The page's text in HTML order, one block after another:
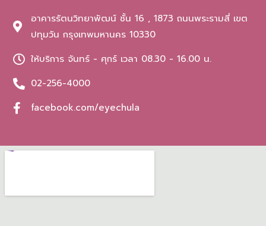
อาคารรัตนวิทยาพัฒน์ ชั้น 16 , 1873 ถนนพระรามสี่ เขต
ปทุมวัน กรุงเทพมหานคร 10330
ให้บริการ จันทร์ - ศุกร์ เวลา 08.30 - 16.00 น.
02-256-4000
facebook.com/eyechula